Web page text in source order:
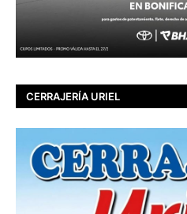
CERRAJERÍA URIEL